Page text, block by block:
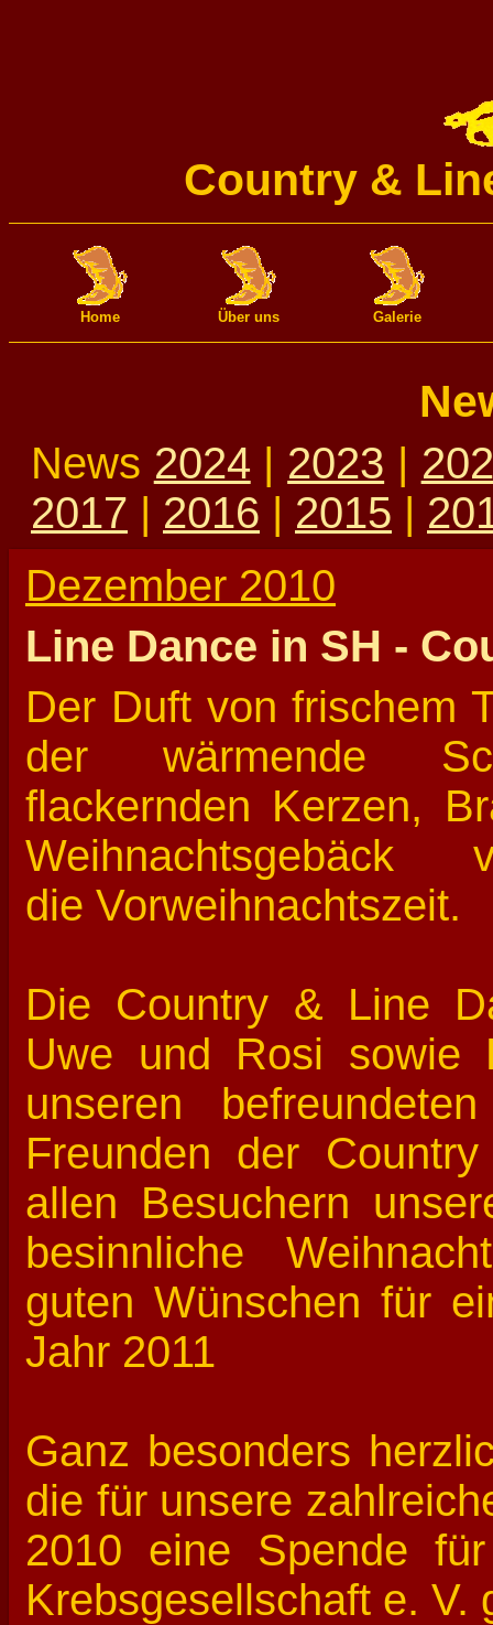
Country &
Home Über uns Galerie
News 2024 | 2023 |
2017 | 2016 | 2015 |
Dezember 2010
Line Dance in SH -
Der Duft von frischem
der wärmende
flackernden Kerzen,
Weihnachtsgebäck
die Vorweihnachtszeit.
Die Country & Line
Uwe und Rosi sowie
unseren
Freunden der
allen Besuchern
besinnliche
guten Wünschen für
Jahr 2011
Ganz besonders
die für unsere
2010 eine Spende
Krebsgesellschaft e. V.